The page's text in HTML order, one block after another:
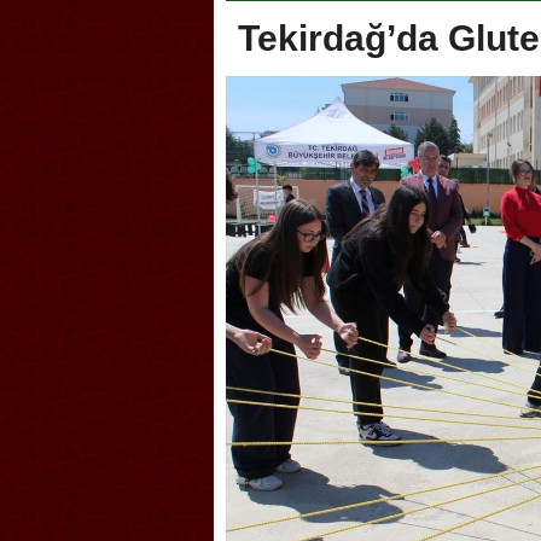
Tekirdağ’da
”Hayır” diyen Mertens,
Salihli Sporcuları Kuraş’ta